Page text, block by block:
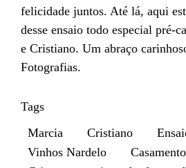
felicidade juntos. Até lá, aqui
desse ensaio todo especial pré-
e Cristiano. Um abraço
Fotografias.
Tags
Marcia
Cristiano
Vinhos Nardelo
Casamento